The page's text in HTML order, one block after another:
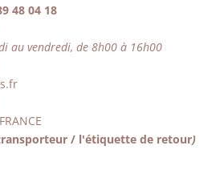
48 04 18
au vendredi, de 8h00 à 16h00
/ l'étiquette de retour)